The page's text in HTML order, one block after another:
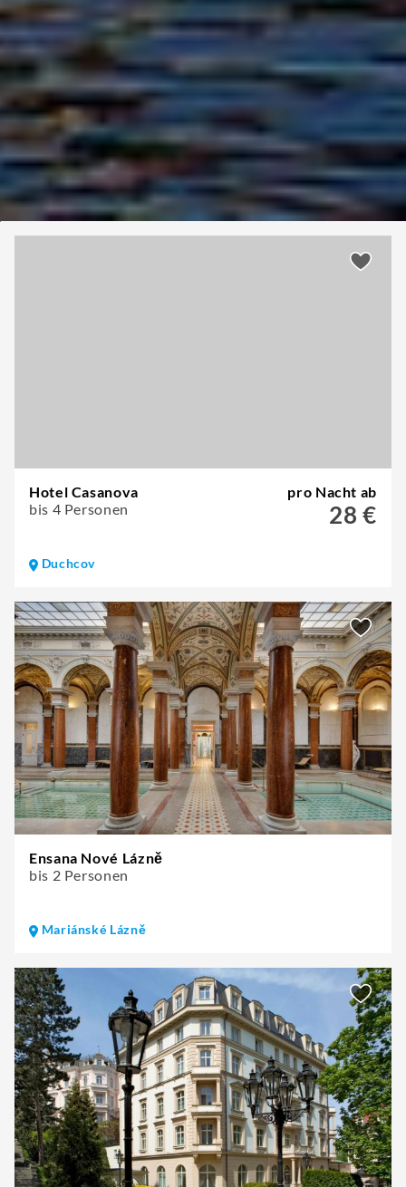
Hotel Casanova
bis 4 Personen
pro Nacht ab
28 €
Duchcov
Ensana Nové Lázně
bis 2 Personen
Mariánské Lázně